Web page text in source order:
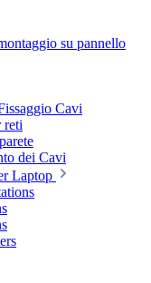
su pannello
Cavi
reti
dei Cavi
Laptop